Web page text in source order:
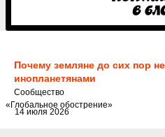
Почему земляне до сих пор
инопланетянами
14 июля 2026
Cообщество
«Глобальное обострение»